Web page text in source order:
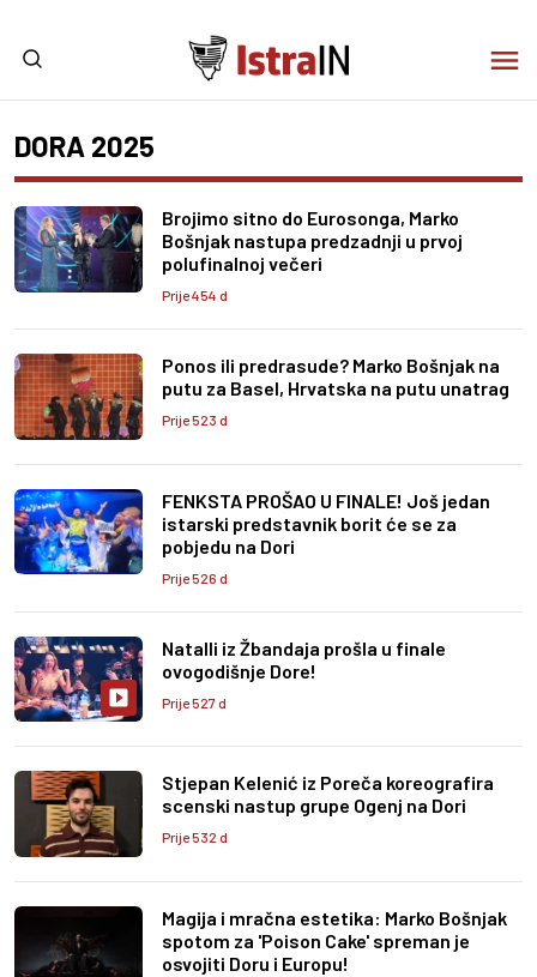
DORA 2025
Brojimo sitno do Eurosonga, Marko
Bošnjak nastupa predzadnji u prvoj
polufinalnoj večeri
Prije 454 d
Ponos ili predrasude? Marko Bošnjak na
putu za Basel, Hrvatska na putu unatrag
Prije 523 d
FENKSTA PROŠAO U FINALE! Još jedan
istarski predstavnik borit će se za
pobjedu na Dori
Prije 526 d
Natalli iz Žbandaja prošla u finale
ovogodišnje Dore!
Prije 527 d
Stjepan Kelenić iz Poreča koreografira
scenski nastup grupe Ogenj na Dori
Prije 532 d
Magija i mračna estetika: Marko Bošnjak
spotom za 'Poison Cake' spreman je
osvojiti Doru i Europu!